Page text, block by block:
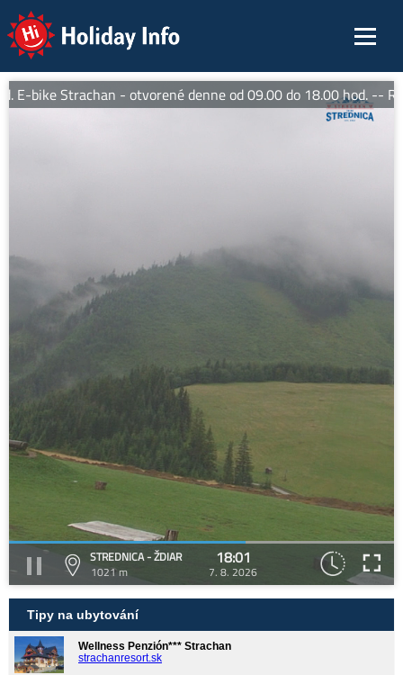
Holiday Info
bike Strachan - otvorené denne od 09.00 do 18.00 hod. --
STREDNICA - ŽDIAR
1021 m
18:01
7. 8. 2026
Tipy na ubytování
Wellness Penzión*** Strachan
strachanresort.sk